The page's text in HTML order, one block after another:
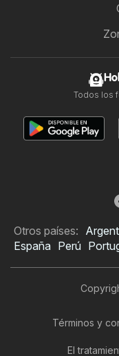
Todos los
Otros países:
España Perú
Términos y
El